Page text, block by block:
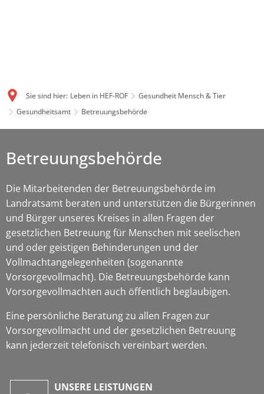
Sie sind hier: Leben in HEF-ROF
Gesundheit Mensch & Tier
Gesundheitsamt
Betreuungsbehörde
Betreuungsbehörde
Die Mitarbeitenden der Betreuungsbehörde im
Landratsamt beraten und unterstützen die Bürgerinnen
und Bürger unseres Kreises in allen Fragen der
gesetzlichen Betreuung für Menschen mit seelischen
und oder geistigen Behinderungen und der
Vollmachtangelegenheiten (sogenannte
Vorsorgevollmacht). Die Betreuungsbehörde kann
Vorsorgevollmachten auch öffentlich beglaubigen.
Eine persönliche Beratung zu allen Fragen zur
Vorsorgevollmacht und der gesetzlichen Betreuung
kann jederzeit telefonisch vereinbart werden.
UNSERE LEISTUNGEN